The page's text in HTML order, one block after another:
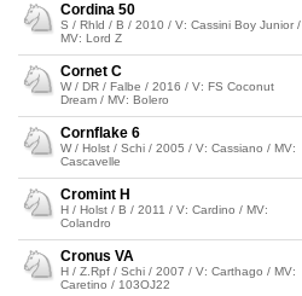
Cordina 50
S / Rhld / B / 2010 / V: Cassini Boy Junior /
MV: Lord Z
Cornet C
W / DR / Falbe / 2016 / V: FS Coconut
Dream / MV: Bolero
Cornflake 6
W / Holst / Schi / 2005 / V: Cassiano / MV:
Cascavelle
Cromint H
H / Holst / B / 2011 / V: Cardino / MV:
Colandro
Cronus VA
H / Z.Rpf / Schi / 2007 / V: Carthago / MV:
Caretino / 103OJ22